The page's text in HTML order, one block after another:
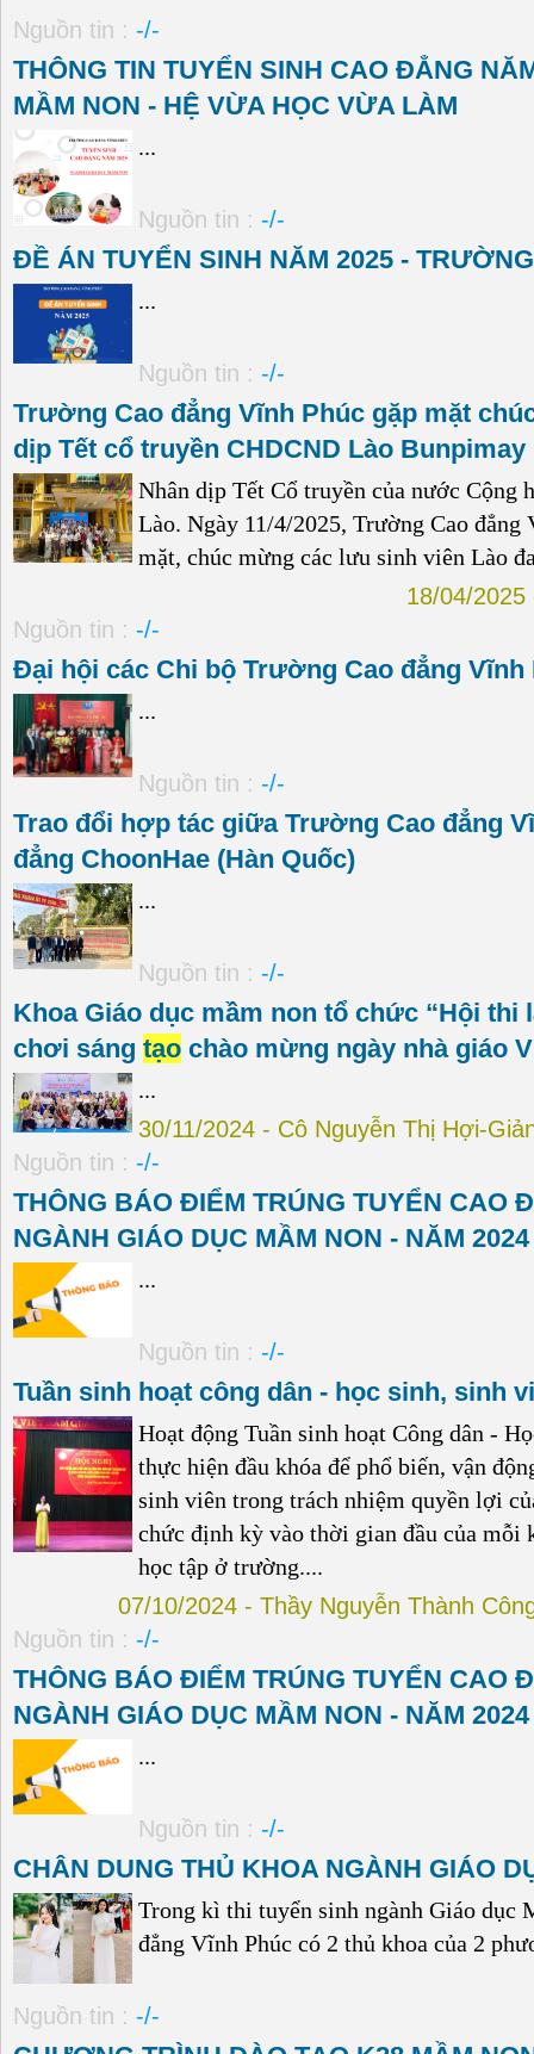
Nguồn tin : -/-
THÔNG TIN TUYỂN SINH CAO ĐẲNG
MẦM NON - HỆ VỪA HỌC VỪA LÀM
...
Nguồn tin : -/-
ĐỀ ÁN TUYỂN SINH NĂM 2025 -
...
Nguồn tin : -/-
Trường Cao đẳng Vĩnh Phúc gặp mặt
dịp Tết cổ truyền CHDCND Lào Bunpimay
Nhân dịp Tết Cổ truyền của nước Cộng
Lào. Ngày 11/4/2025, Trường Cao đẳng
mặt, chúc mừng các lưu sinh viên Lào
18/04/2025
Nguồn tin : -/-
Đại hội các Chi bộ Trường Cao đẳng Vĩnh
...
Nguồn tin : -/-
Trao đổi hợp tác giữa Trường Cao đẳng
đẳng ChoonHae (Hàn Quốc)
...
Nguồn tin : -/-
Khoa Giáo dục mầm non tổ chức “Hội thi
chơi sáng tạo chào mừng ngày nhà giáo
...
30/11/2024 - Cô Nguyễn Thị Hợi-
Nguồn tin : -/-
THÔNG BÁO ĐIỂM TRÚNG TUYỂN CAO
NGÀNH GIÁO DỤC MẦM NON - NĂM
...
Nguồn tin : -/-
Tuần sinh hoạt công dân - học sinh, sinh
Hoạt động Tuần sinh hoạt Công dân -
thực hiện đầu khóa để phổ biến, vận
sinh viên trong trách nhiệm quyền lợi
chức định kỳ vào thời gian đầu của mỗi
học tập ở trường....
07/10/2024 - Thầy Nguyễn Thành
Nguồn tin : -/-
THÔNG BÁO ĐIỂM TRÚNG TUYỂN CAO
NGÀNH GIÁO DỤC MẦM NON - NĂM
...
Nguồn tin : -/-
CHÂN DUNG THỦ KHOA NGÀNH GIÁO
Trong kì thi tuyển sinh ngành Giáo dục
đẳng Vĩnh Phúc có 2 thủ khoa của 2
Nguồn tin : -/-